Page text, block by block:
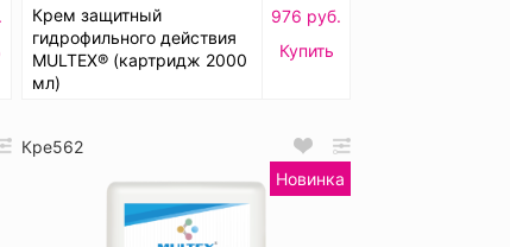
Крем защитный
гидрофильного действия
MULTEX® (картридж 2000
мл)
976 руб.
Купить
Кре562
Новинка